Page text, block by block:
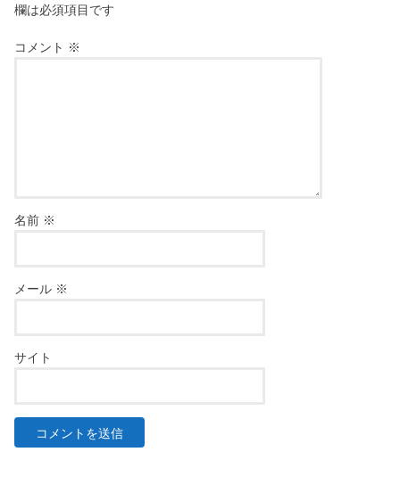
欄は必須項目です
コメント ※
名前 ※
メール ※
サイト